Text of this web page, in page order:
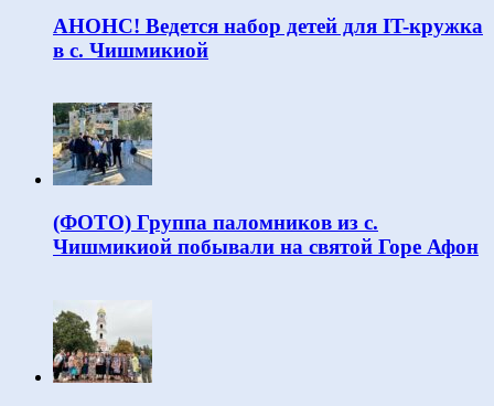
АНОНС! Ведется набор детей для IT-кружка
в с. Чишмикиой
(ФОТО) Группа паломников из с.
Чишмикиой побывали на святой Горе Афон